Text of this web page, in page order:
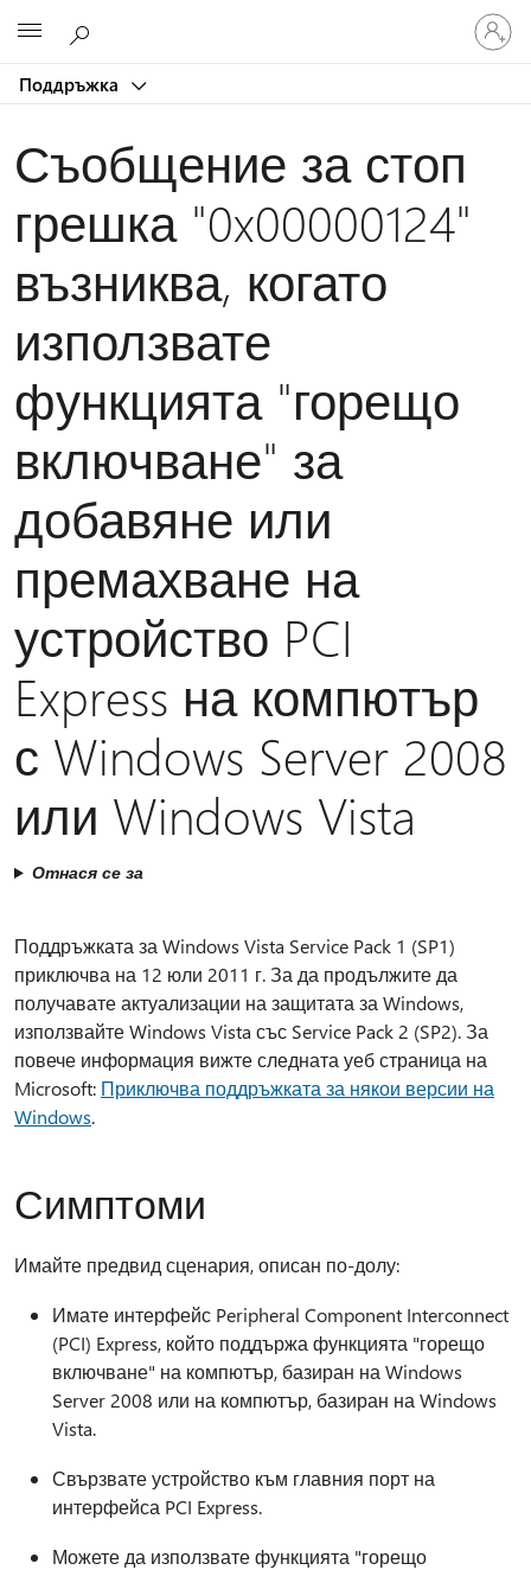
Поддръжка
Влезте
във
вашия
Съобщение за стоп
грешка "0x00000124"
възниква, когато
използвате
функцията "горещо
включване" за
добавяне или
премахване на
устройство PCI
Express на компютър
с Windows Server 2008
или Windows Vista
Отнася се за
Поддръжката за Windows Vista Service Pack 1 (SP1)
приключва на 12 юли 2011 г. За да продължите да
получавате актуализации на защитата за Windows,
използвайте Windows Vista със Service Pack 2 (SP2). За
повече информация вижте следната уеб страница на
Microsoft: Приключва поддръжката за някои версии на
Windows.
Симптоми
Имайте предвид сценария, описан по-долу:
Имате интерфейс Peripheral Component Interconnect
(PCI) Express, който поддържа функцията "горещо
включване" на компютър, базиран на Windows
Server 2008 или на компютър, базиран на Windows
Vista.
Свързвате устройство към главния порт на
интерфейса PCI Express.
Можете да използвате функцията "горещо